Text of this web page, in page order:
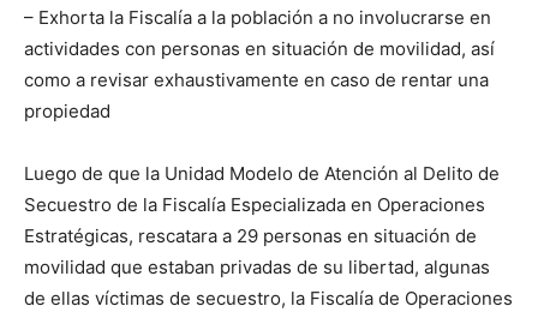
– Exhorta la Fiscalía a la población a no involucrarse en
actividades con personas en situación de movilidad, así
como a revisar exhaustivamente en caso de rentar una
propiedad
Luego de que la Unidad Modelo de Atención al Delito de
Secuestro de la Fiscalía Especializada en Operaciones
Estratégicas, rescatara a 29 personas en situación de
movilidad que estaban privadas de su libertad, algunas
de ellas víctimas de secuestro, la Fiscalía de Operaciones